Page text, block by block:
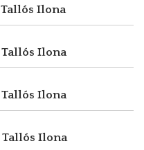
Tallós Ilona
Tallós Ilona
Tallós Ilona
Tallós Ilona